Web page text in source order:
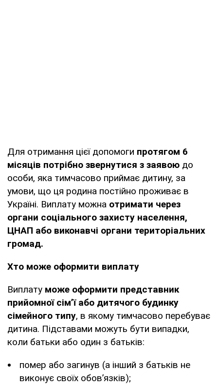
Для отримання цієї допомоги протягом 6
місяців потрібно звернутися з заявою до
особи, яка тимчасово приймає дитину, за
умови, що ця родина постійно проживає в
Україні. Виплату можна отримати через
органи соціального захисту населення,
ЦНАП або виконавчі органи територіальних
громад.
Хто може оформити виплату
Виплату може оформити представник
прийомної сім’ї або дитячого будинку
сімейного типу, в якому тимчасово перебуває
дитина. Підставами можуть бути випадки,
коли батьки або один з батьків:
помер або загинув (а інший з батьків не
виконує своїх обов’язків);